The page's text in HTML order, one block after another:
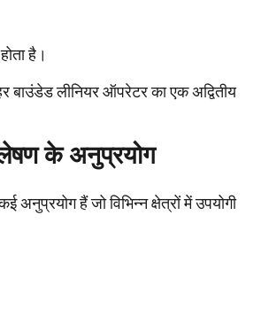
है।
बाउंडेड लीनियर ऑपरेटर का एक अद्वितीय
के अनुप्रयोग
अनुप्रयोग हैं जो विभिन्न क्षेत्रों में उपयोगी